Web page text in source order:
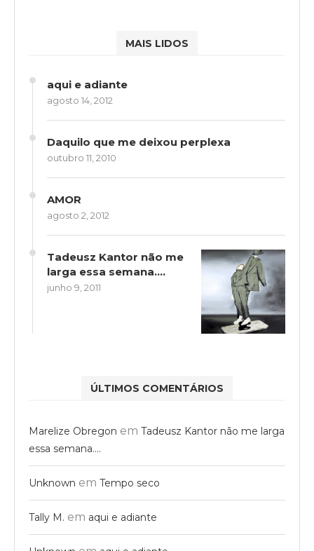
MAIS LIDOS
aqui e adiante
agosto 14, 2012
Daquilo que me deixou perplexa
outubro 11, 2010
AMOR
agosto 2, 2012
Tadeusz Kantor não me
larga essa semana….
junho 9, 2011
ÚLTIMOS COMENTÁRIOS
Marelize Obregon em Tadeusz Kantor não me larga
essa semana….
Unknown em Tempo seco
Tally M. em aqui e adiante